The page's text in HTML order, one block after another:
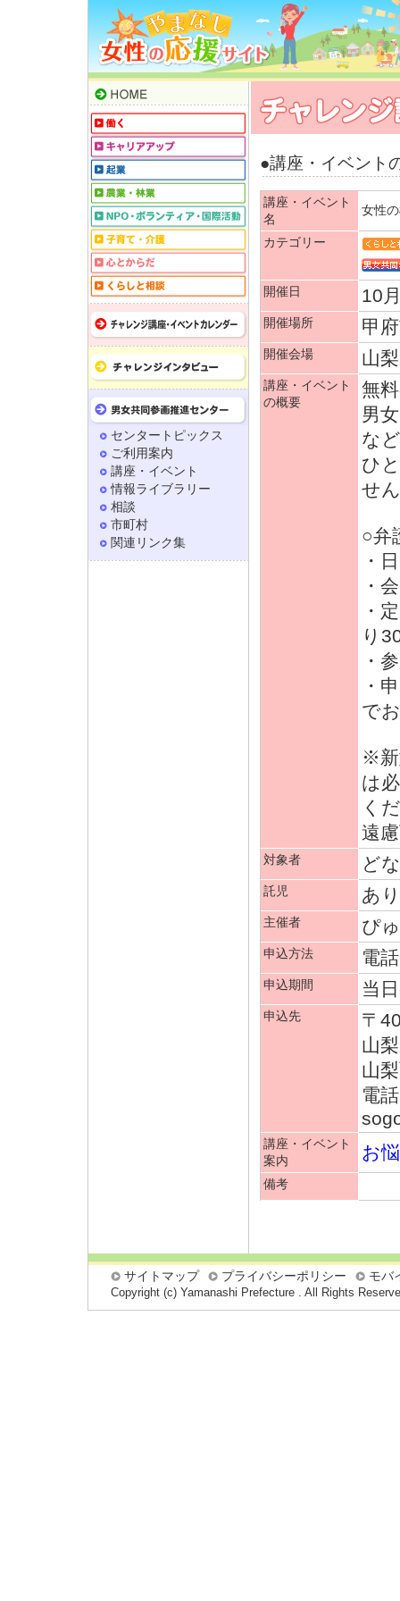
●講座・イベント
講座・イベント
名
女性
カテゴリー
開催日 10
開催場所 甲
開催会場 山
講座・イベント
の概要
無
男
など
ひ
せ
○弁
・
・
・
り
・
・
で
※新
は
く
遠
対象者 ど
託児 あ
主催者 ぴ
申込方法 電
申込期間 当
申込先
〒
山
山
電
講座・イベント
案内
お
備考
センタートピックス
ご利用案内
講座・イベント
情報ライブラリー
相談
市町村
関連リンク集
サイトマップ プライバシーポリシー モバ
Copyright (c) Yamanashi Prefecture . All Rights